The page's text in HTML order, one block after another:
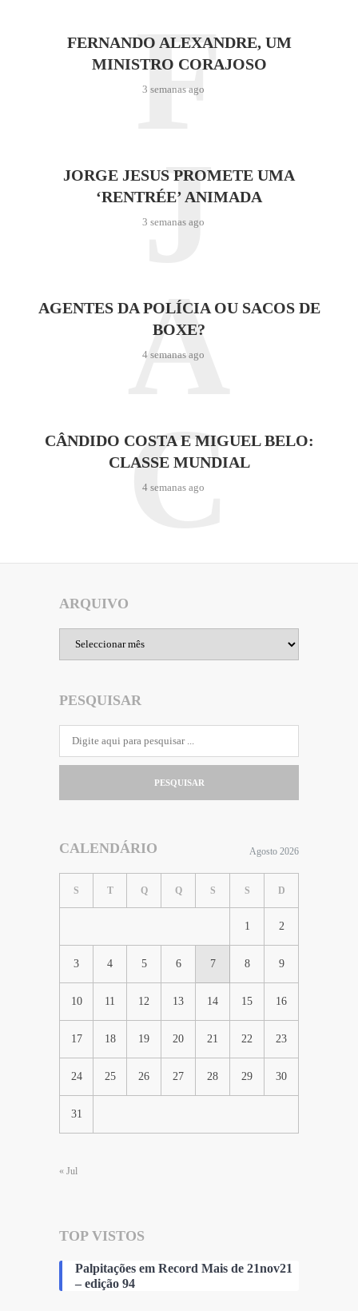
FERNANDO ALEXANDRE, UM
MINISTRO CORAJOSO
3 semanas ago
F
JORGE JESUS PROMETE UMA
‘RENTRÉE’ ANIMADA
3 semanas ago
J
AGENTES DA POLÍCIA OU SACOS DE
BOXE?
4 semanas ago
A
CÂNDIDO COSTA E MIGUEL BELO:
CLASSE MUNDIAL
4 semanas ago
C
ARQUIVO
PESQUISAR
PESQUISAR
CALENDÁRIO Agosto 2026
S T Q Q S S D
1 2
3 4 5 6 7 8 9
10 11 12 13 14 15 16
17 18 19 20 21 22 23
24 25 26 27 28 29 30
31
« Jul
TOP VISTOS
Palpitações em Record Mais de 21nov21
– edição 94